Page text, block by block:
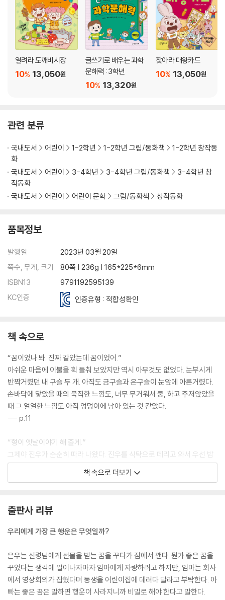
열려라 도깨비시장
13,050원
10%
글쓰기로 배우는 과학
문해력 : 3학년
13,320원
10%
찾아라 대왕카드
13,050원
10%
관련 분류
국내도서 어린이 1-2학년 1-2학년 그림/동화책
1-2학년 창작동
화
국내도서
어린이 3-4학년 3-4학년 그림/동화책
3-4학년 창
작동화
국내도서
어린이 어린이 문학 그림/동화책 창작동화
품목정보
발행일
2023년 03월 20일
쪽수, 무게, 크기
80쪽 | 236g | 165*225*6mm
ISBN13
9791192595139
KC인증
인증유형 : 적합성확인
책 속으로
“꿈이었나 봐. 진짜 같았는데 꿈이었어.”
아쉬운 마음에 이불을 휙 들춰 보았지만 역시 아무것도 없었다. 눈부시게
반짝거렸던 내 구슬 두 개. 아직도 금구슬과 은구슬이 눈앞에 아른거렸다.
손바닥에 닿았을 때의 묵직한 느낌도, 너무 무거워서 쿵, 하고 주저앉았을
때 그 얼얼한 느낌도 아직 엉덩이에 남아 있는 것 같았다.
--- p.11
“형이 옛날이야기 해 줄게.”
그제야 진우가 순순히 따라 나왔다. 진우를 식탁으로 데리고 와서 우선 밥
을 먹였다. 밥을 먹어야 옛날이야기를 해 준다고 했더니 순순히 숟가락을
--- p.17
비둘기 똥이었다.
‘한 발만 더 빨랐으면 머리에 떨어졌을 거야.’
비둘기 똥을 피하다니. 진짜 행운이라는 생각이 들었다. 만약 비둘기 똥이
내 머리에 떨어졌다면 나는 슈퍼도 못 가고 집으로 돌아가야 할 거고, 머리
책 속으로 더보기
출판사 리뷰
우리에게 가장 큰 행운은 무엇일까?
은우는 신령님에게 선물을 받는 꿈을 꾸다가 잠에서 깬다. 뭔가 좋은 꿈을
꾸었다는 생각에 일어나자마자 엄마에게 자랑하려고 하지만, 엄마는 회사
에서 영상회의가 잡혔다며 동생을 어린이집에 데려다 달라고 부탁한다. 아
빠는 좋은 꿈은 말하면 행운이 사라지니까 비밀로 해야 한다고 말한다.